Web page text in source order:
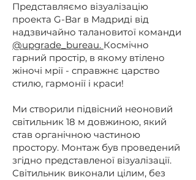
Представляємо візуалізацію
проекта G-Bar в Мадриді від
надзвичайно талановитої команди
@upgrade_bureau. Космічно
гарний простір, в якому втілено
жіночі мрії - справжнє царство
стилю, гармонії і краси!
Ми створили підвісний неоновий
світильник 18 м довжиною, який
став органічною частиною
простору. Монтаж був проведений
згідно представленої візуалізації.
Світильник виконали цілим, без